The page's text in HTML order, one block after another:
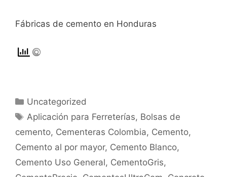
Fábricas de cemento en Honduras
Uncategorized
Aplicación para Ferreterías, Bolsas de
cemento, Cementeras Colombia, Cemento,
Cemento al por mayor, Cemento Blanco,
Cemento Uso General, CementoGris,